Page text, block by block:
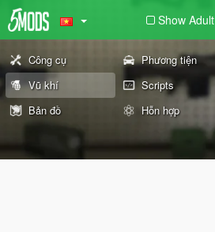
Show Adult
Công cụ Phương tiện
Vũ khí
Scripts
Bản đồ
Hỗn hợp